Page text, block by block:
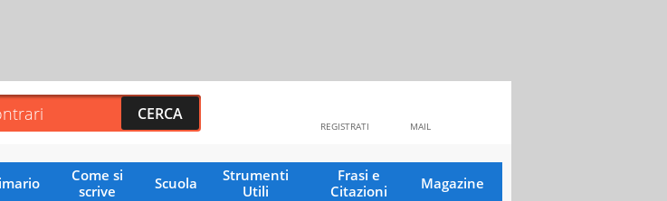
MAIL
REGISTRATI
Come si
scrive
Scuola
Strumenti
Utili
Frasi e
Citazioni
Magazine